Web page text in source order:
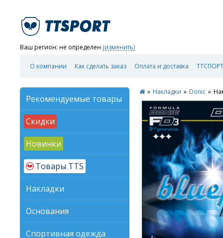
Ваш регион: не определен (изменить)
О компании Как сделать заказ Оплата и доставка
Рекомендуемые товары
Скидки
Новинки
Товары TTS
Накладки
Основания
Спортивная одежда
» Накладки » Donic »